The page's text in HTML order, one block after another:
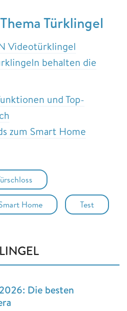
Türklingel
Videotürklingel
behalten die
und Top-
zum Smart Home
Home Test
Die besten